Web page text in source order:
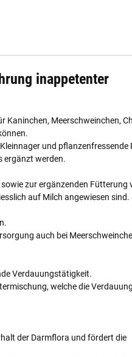
inappetenter
Meerschweinchen,
und pflanzenfressende
ergänzt werden.
zur ergänzenden Fütterung
auf Milch angewiesen sind.
auch bei
Verdauungstätigkeit.
welche die
der Darmflora und fördert die